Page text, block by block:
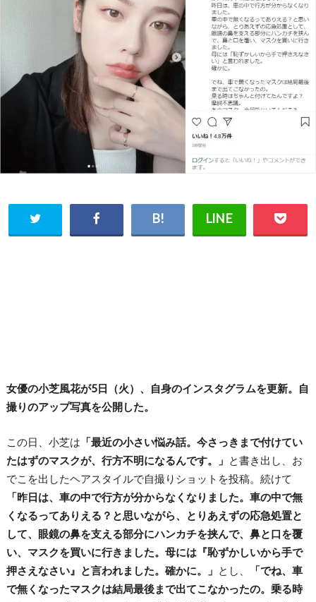
女優の小芝風花が5日（火）、自身のインスタグラムを更新。自
撮りのアップ写真を公開した。
この日、小芝は 「最近の小さい悩み話。今さっきまで付けてい
たはずのマスクが、行方不明になるんです。」 と書き出し、お
でこを出したヘアスタイルで自撮りショットを投稿。続けて
「昨日は、車の中で行方が分からなくなりました。車の中で無
くなるってありえる？と思いながら、とりあえずの応急処置と
して、眼鏡の鼻を支える部分にハンカチを挟んで、鼻と口を覆
い、マスクを買いに行きました。母には『恥ずかしいから手で
押さえなさい』と言われました。確かに。」 とし、
「でね、車
で無くなったマスクは結局最後まで出てこなかったの。乗る時